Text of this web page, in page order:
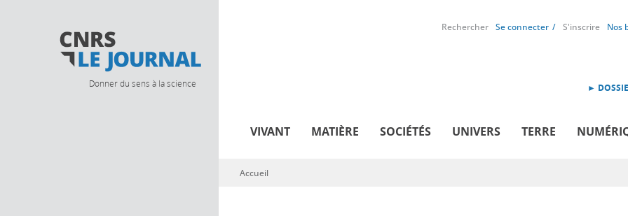
Donner du sens à la science
Rechercher Se connecter S'inscrire Nos
►
VIVANT MATIÈRE SOCIÉTÉS UNIVERS TERRE
Vous êtes ici
Accueil